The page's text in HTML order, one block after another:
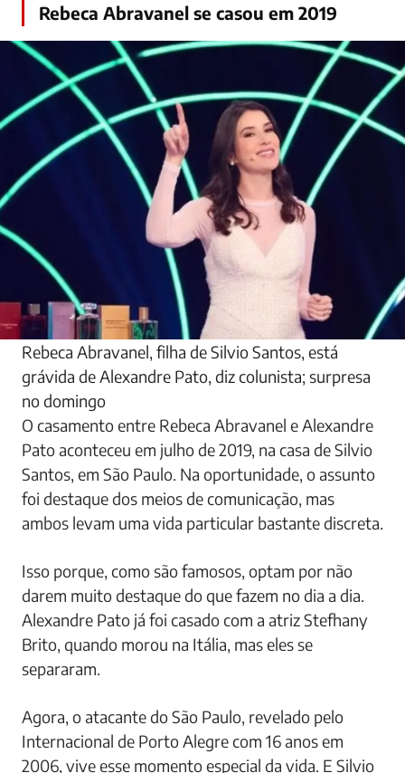
Rebeca Abravanel se casou em 2019
Rebeca Abravanel, filha de Silvio Santos, está
grávida de Alexandre Pato, diz colunista; surpresa
no domingo
O casamento entre Rebeca Abravanel e Alexandre
Pato aconteceu em julho de 2019, na casa de Silvio
Santos, em São Paulo. Na oportunidade, o assunto
foi destaque dos meios de comunicação, mas
ambos levam uma vida particular bastante discreta.
Isso porque, como são famosos, optam por não
darem muito destaque do que fazem no dia a dia.
Alexandre Pato já foi casado com a atriz Stefhany
Brito, quando morou na Itália, mas eles se
separaram.
Agora, o atacante do São Paulo, revelado pelo
Internacional de Porto Alegre com 16 anos em
2006, vive esse momento especial da vida. E Silvio